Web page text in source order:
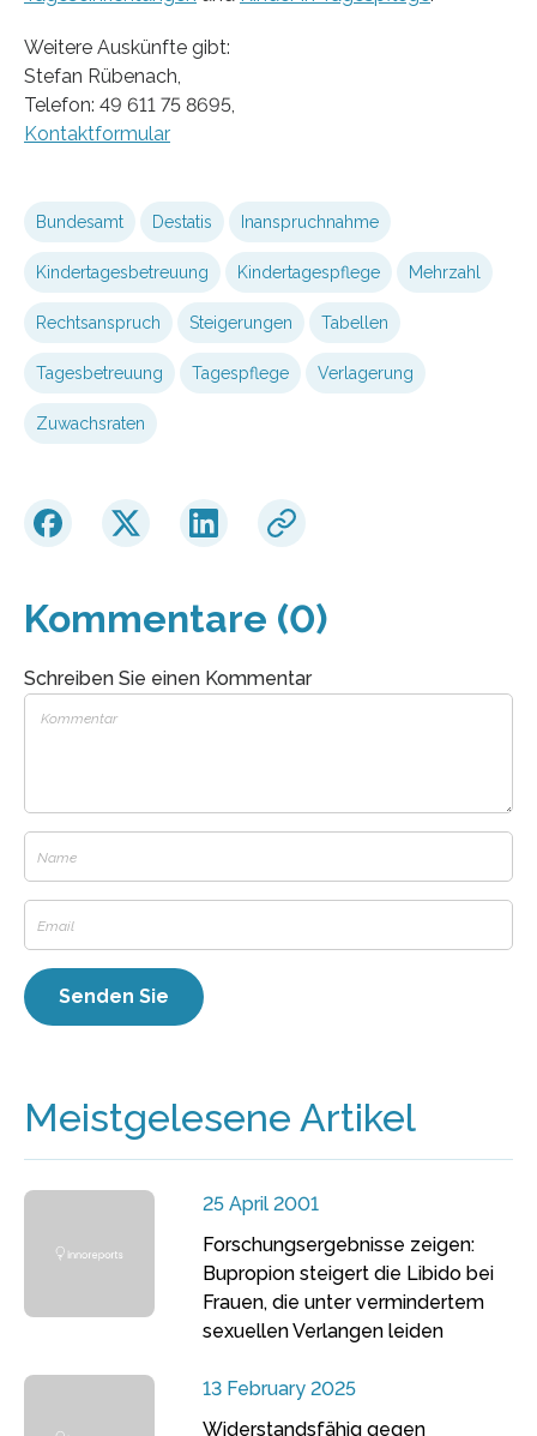
Weitere Auskünfte gibt:
Stefan Rübenach,
Telefon: 49 611 75 8695,
Kontaktformular
Bundesamt Destatis Inanspruchnahme
Kindertagesbetreuung Kindertagespflege Mehrzahl
Rechtsanspruch Steigerungen Tabellen
Tagesbetreuung Tagespflege Verlagerung
Zuwachsraten
Kommentare (0)
Schreiben Sie einen Kommentar
Meistgelesene Artikel
25 April 2001
Forschungsergebnisse zeigen:
Bupropion steigert die Libido bei
Frauen, die unter vermindertem
sexuellen Verlangen leiden
13 February 2025
Widerstandsfähig gegen